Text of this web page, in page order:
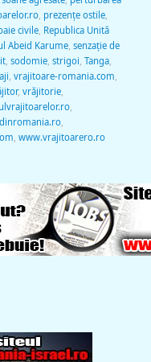
, prezenţe ostile,
civile, Republica Unită
Abeid Karume, senzaţie de
, sodomie, strigoi Tanga,
vrajitoare-romania.com
, vrăjitorie,
,
,
www.vrajitoarero.ro